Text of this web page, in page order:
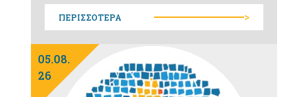
ΠΕΡΙΣΣΟΤΕΡΑ >
05.08.
26